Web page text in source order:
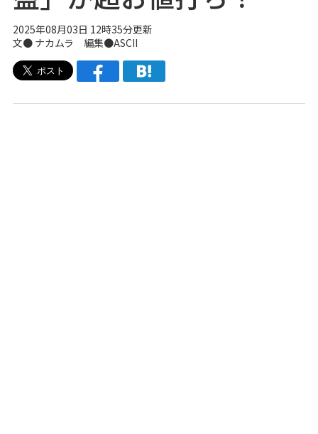
2025年08月03日 12時35分更新
文● ナカムラ 編集●ASCII